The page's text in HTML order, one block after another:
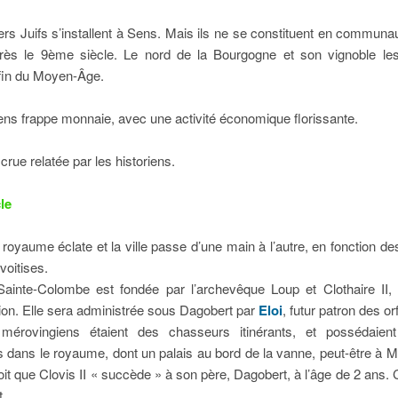
Juifs s’installent à Sens. Mais ils ne se constituent en
le 9ème siècle. Le nord de la Bourgogne et son vignoble
du Moyen-Âge.
frappe monnaie, avec une activité économique florissante.
relatée par les historiens.
éclate et la ville passe d’une main à l’autre, en fonction
Colombe est fondée par l’archevêque Loup et Clothaire
Elle sera administrée sous Dagobert par Eloi, futur patron des
étaient des chasseurs itinérants, et
dans le royaume, dont un palais au bord de la vanne, peut-être à
que Clovis II « succède » à son père, Dagobert, à l’âge de 2 ans.